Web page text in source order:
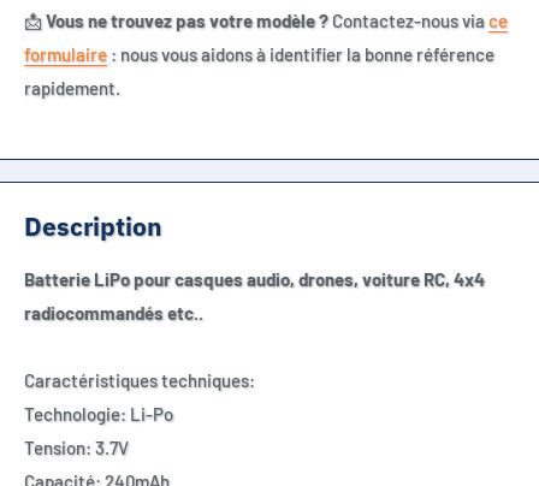
📩Vous ne trouvez pas votre modèle ?Contactez-nous viace
formulaire : nous vous aidons à identifier la bonne référence
rapidement.
Description
Batterie LiPo pour casques audio, drones, voiture RC, 4x4
radiocommandés etc..
Caractéristiques techniques:
Technologie: Li-Po
Tension: 3.7V